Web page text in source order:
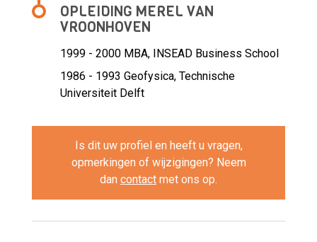
OPLEIDING MEREL VAN
VROONHOVEN
1999 - 2000 MBA, INSEAD Business School
1986 - 1993 Geofysica, Technische
Universiteit Delft
Is dit uw profiel en heeft u vragen,
opmerkingen of wijzigingen? Neem
dan contact met ons op.